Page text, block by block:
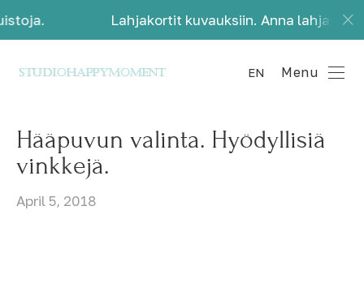
Lahjakortit kuvauksiin. Anna lahjaksi
EN Menu
Hääpuvun valinta. Hyödyllisiä
vinkkejä.
April 5, 2018